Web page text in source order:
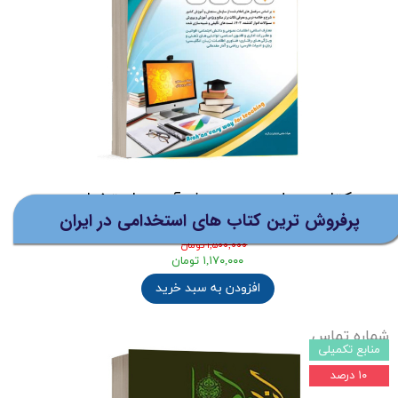
ویژگی های فلش کارتآموزشی اپ
- آموزش نکته به نکته کلیه نکات کتاب انسان و
محیط زیست
( گردآوری شده توسط خانم فروزان مسلمی )
- حل و بررسی 80 تست آموزشی ویژه آزمون
دانشگاهی
شماره تماس
کتاب حیطه عمومی ویژه آزمون استخدامی
آموزش و پرورش 1405 نشر آراه
۱,۵۰۰,۰۰۰ تومان
۱,۱۷۰,۰۰۰ تومان
افزودن به سبد خرید
منابع تکمیلی
۱۰ درصد
پرفروش ترین کتاب های استخدامی در ایران